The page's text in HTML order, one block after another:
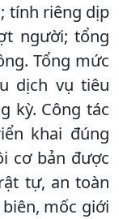
tính riêng dịp
người; tổng
Tổng mức
dịch vụ tiêu
kỳ. Công tác
khai đúng
cơ bản được
tự, an toàn
mốc giới